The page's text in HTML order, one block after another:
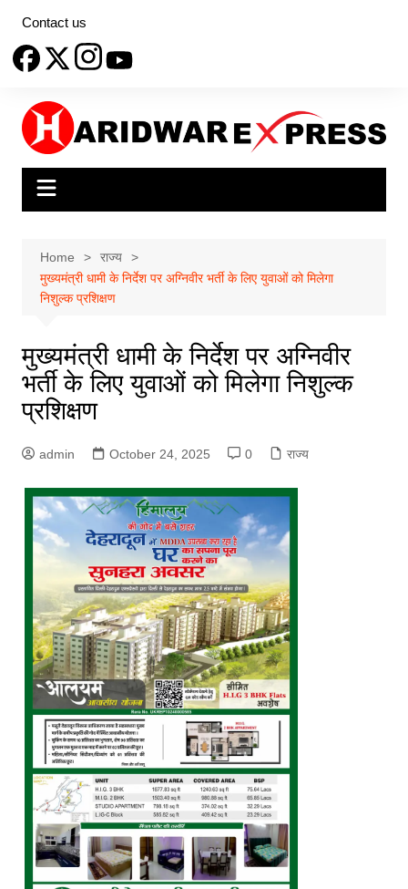
content
Contact us
Home
राज्य
मुख्यमंत्री धामी के निर्देश पर अग्निवीर भर्ती के लिए युवाओं को मिलेगा
निशुल्क प्रशिक्षण
मुख्यमंत्री धामी के निर्देश पर अग्निवीर
भर्ती के लिए युवाओं को मिलेगा निशुल्क
प्रशिक्षण
admin October 24, 2025 0 राज्य